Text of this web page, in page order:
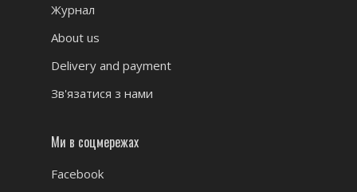
Журнал
About us
Delivery and payment
Зв'язатися з нами
Ми в соцмережах
Facebook